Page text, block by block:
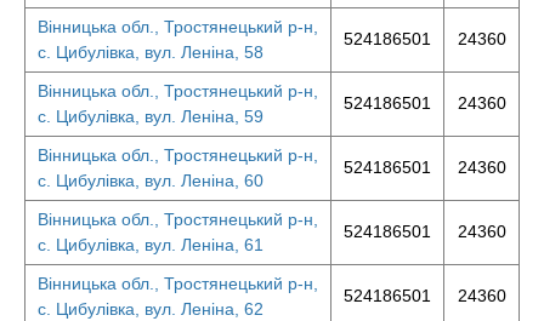
Вінницька обл., Тростянецький р-н,
с. Цибулівка, вул. Леніна, 58
524186501 24360
Вінницька обл., Тростянецький р-н,
с. Цибулівка, вул. Леніна, 59
524186501 24360
Вінницька обл., Тростянецький р-н,
с. Цибулівка, вул. Леніна, 60
524186501 24360
Вінницька обл., Тростянецький р-н,
с. Цибулівка, вул. Леніна, 61
524186501 24360
Вінницька обл., Тростянецький р-н,
с. Цибулівка, вул. Леніна, 62
524186501 24360